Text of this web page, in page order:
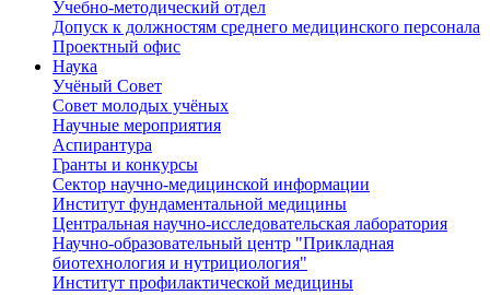
Учебно-методический отдел
Допуск к должностям среднего медицинского персонала
Проектный офис
Наука
Учёный Cовет
Совет молодых учёных
Научные мероприятия
Аспирантура
Гранты и конкурсы
Сектор научно-медицинской информации
Институт фундаментальной медицины
Центральная научно-исследовательская лаборатория
Научно-образовательный центр "Прикладная
биотехнология и нутрициология"
Институт профилактической медицины